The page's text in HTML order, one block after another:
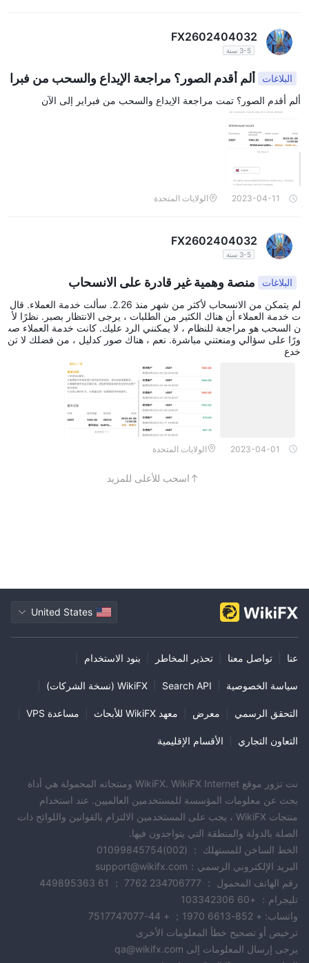
FX2602404032
3-5 سنة
البلاغات
ألم أقدم الصور؟ مراجعة الإيداع والسحب من فبرا
ير إلى الآن
ألم أقدم الصور؟ تمت مراجعة الإيداع والسحب من فبراير إلى الآن
2023-04-11 الولايات المتحدة
FX2602404032
3-5 سنة
البلاغات منصة وهمية غير قادرة على الانسحاب
لم يتمكن من الانسحاب لأكثر من شهر منذ 2.26. سألت خدمة العملاء. قال
ت خدمة العملاء أن هناك الكثير من الطلبات ، يرجى الانتظار بصبر. نظرًا لأ
ن السحب هو مراجعة للنظام ، لا يمكنني الرد عليك. كانت خدمة العملاء صب
ورًا على سؤالي ومنعتني مباشرة. نعم ، هناك صور كدليل ، من فضلك لا تن
خدع
2023-04-01 الولايات المتحدة
اسحب للأعلى للمزيد
United States
عنا تواصل معنا تحذير المخاطر بنود الاستخدام
سياسة الخصوصية Search API WikiFX (نسخة الشركات)
التحقق الرسمي معرض معهد WikiFX للأبحاث مساعدة VPS
التعاون التجاري الأقسام الإقليمية
نت تزور موقع WikiFX. WikiFX Internet ومنتجاته المحمولة هي أداة
بحث عن معلومات المؤسسة للمستخدمين العالميين. عند استخدام
منتجات WikiFX ، يجب على المستخدمين الالتزام بالقوانين واللوائح ذات
الصلة بالدولة والمنطقة التي يتواجدون فيها.
الخط الساخن للمستهلك ： (002)01099845754
البريد الإلكتروني الرسمي：support@wikifx.com
رقم الهاتف المحمول ： 234706777 7762 ； 61 449895363
تليجرام： +60 103342306
واتساب: + 852-6613 1970； + 44-7517747077
ترخيص أو تصحيح خطأ المعلومات الأخرى
يرجى إرسال المعلومات إلى qa@wikifx.com